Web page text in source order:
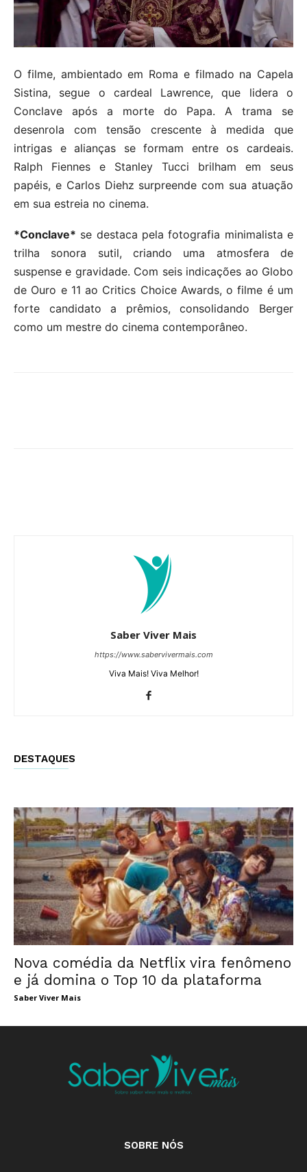
O filme, ambientado em Roma e filmado na Capela
Sistina, segue o cardeal Lawrence, que lidera o
Conclave após a morte do Papa. A trama se
desenrola com tensão crescente à medida que
intrigas e alianças se formam entre os cardeais.
Ralph Fiennes e Stanley Tucci brilham em seus
papéis, e Carlos Diehz surpreende com sua atuação
em sua estreia no cinema.
*Conclave* se destaca pela fotografia minimalista e
trilha sonora sutil, criando uma atmosfera de
suspense e gravidade. Com seis indicações ao Globo
de Ouro e 11 ao Critics Choice Awards, o filme é um
forte candidato a prêmios, consolidando Berger
como um mestre do cinema contemporâneo.
Saber Viver Mais
https://www.sabervivermais.com
Viva Mais! Viva Melhor!
DESTAQUES
Nova comédia da Netflix vira fenômeno
e já domina o Top 10 da plataforma
Saber Viver Mais
SOBRE NÓS